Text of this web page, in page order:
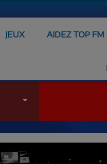
JEUX AIDEZ TOP FM